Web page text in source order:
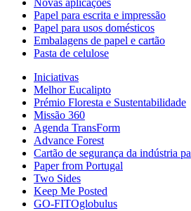
Novas aplicações
Papel para escrita e impressão
Papel para usos domésticos
Embalagens de papel e cartão
Pasta de celulose
Iniciativas
Melhor Eucalipto
Prémio Floresta e Sustentabilidade
Missão 360
Agenda TransForm
Advance Forest
Cartão de segurança da indústria
Paper from Portugal
Two Sides
Keep Me Posted
GO-FITOglobulus